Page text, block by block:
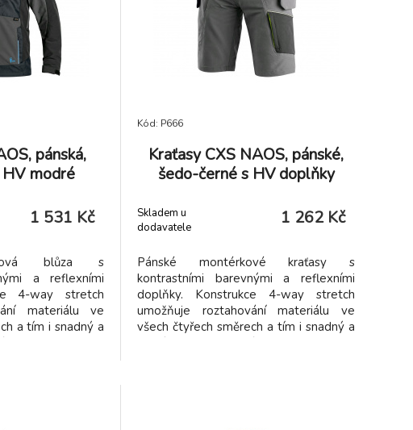
pánská,
modré
1 531 Kč
blůza s
a reflexními
4-way stretch
materiálu ve
a tím i snadný a
procento nylonu
s nastavitelnou
Kód: P666
Kraťasy CXS NAOS, pánské,
šedo-černé s HV doplňky
Skladem u
dodavatele
1 262 Kč
Pánské montérkové kraťasy s
kontrastními barevnými a reflexními
doplňky. Konstrukce 4-way stretch
umožňuje roztahování materiálu ve
všech čtyřech směrech a tím i snadný a
volný pohyb. Vysoké procento nylonu